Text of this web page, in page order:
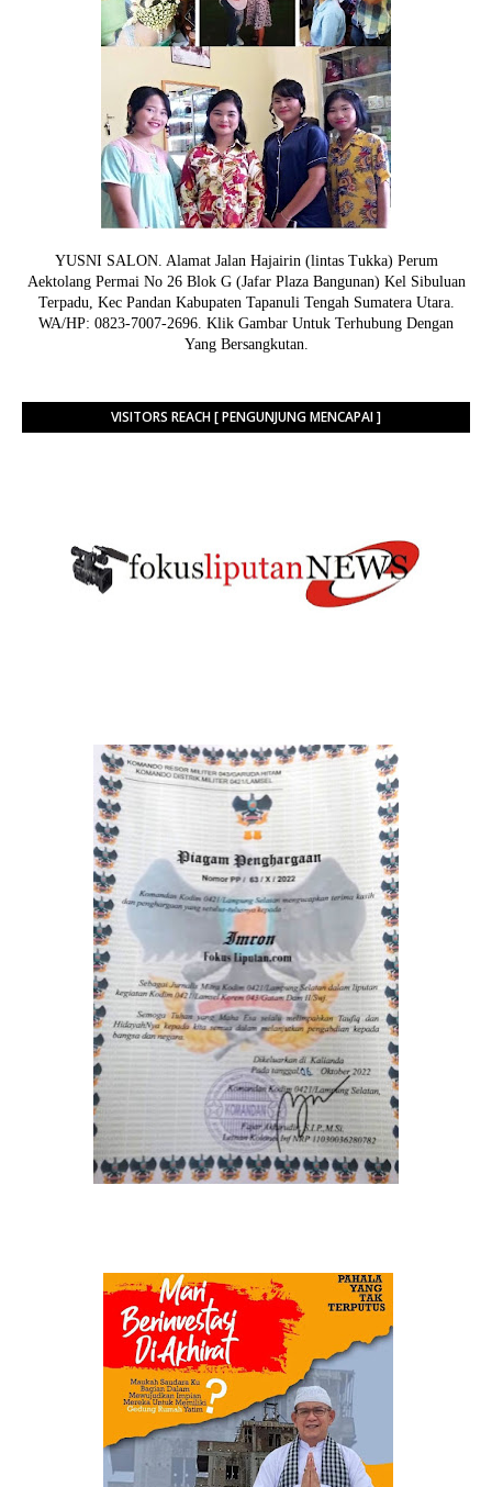
YUSNI SALON. Alamat Jalan Hajairin (lintas Tukka) Perum
Aektolang Permai No 26 Blok G (Jafar Plaza Bangunan) Kel Sibuluan
Terpadu, Kec Pandan Kabupaten Tapanuli Tengah Sumatera Utara.
WA/HP: 0823-7007-2696. Klik Gambar Untuk Terhubung Dengan
Yang Bersangkutan.
VISITORS REACH [ PENGUNJUNG MENCAPAI ]